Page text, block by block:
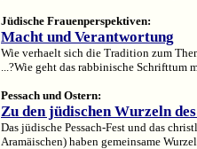
Jüdische Frauenperspektiven:
Macht und Verantwortung
Wie verhaelt sich die Tradition zum
Wie geht das rabbinische Schrifttum
Pessach und Ostern:
Zu den jüdischen Wurzeln
Das jüdische Pessach-Fest und das
Aramäischen) haben gemeinsame